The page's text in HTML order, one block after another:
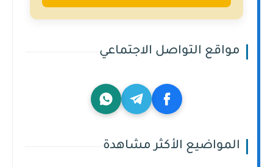
مواقع التواصل الاجتماعي
المواضيع الأكثر مشاهدة